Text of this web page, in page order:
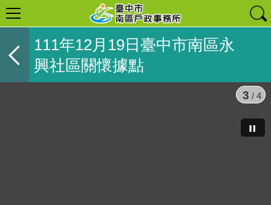
111年12月19日臺中市南區永
興社區關懷據點
3 / 4